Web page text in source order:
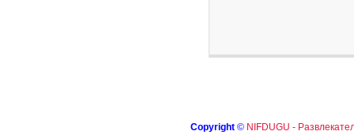
Copyright © NIFDUGU -